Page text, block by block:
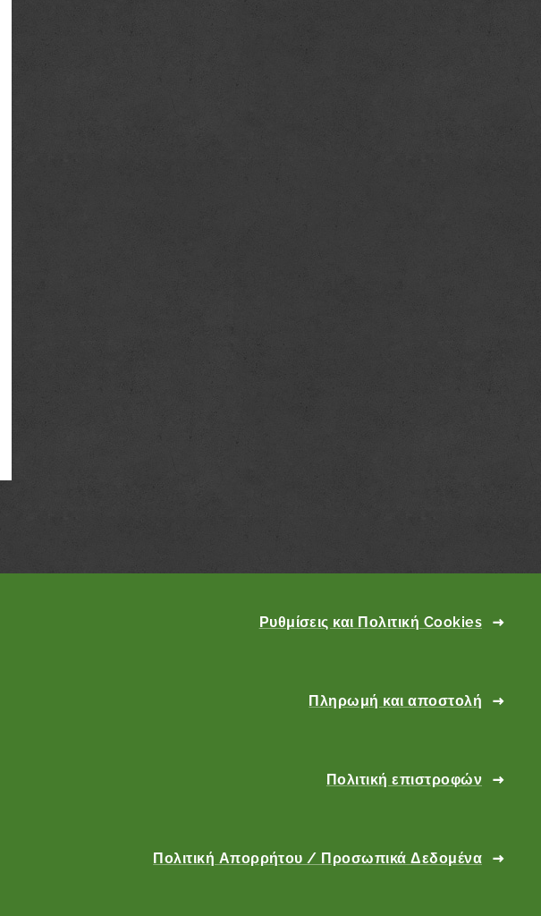
Ρυθμίσεις και Πολιτική Cookies
Πληρωμή και αποστολή
Πολιτική επιστροφών
Πολιτική Απορρήτου / Προσωπικά Δεδομένα